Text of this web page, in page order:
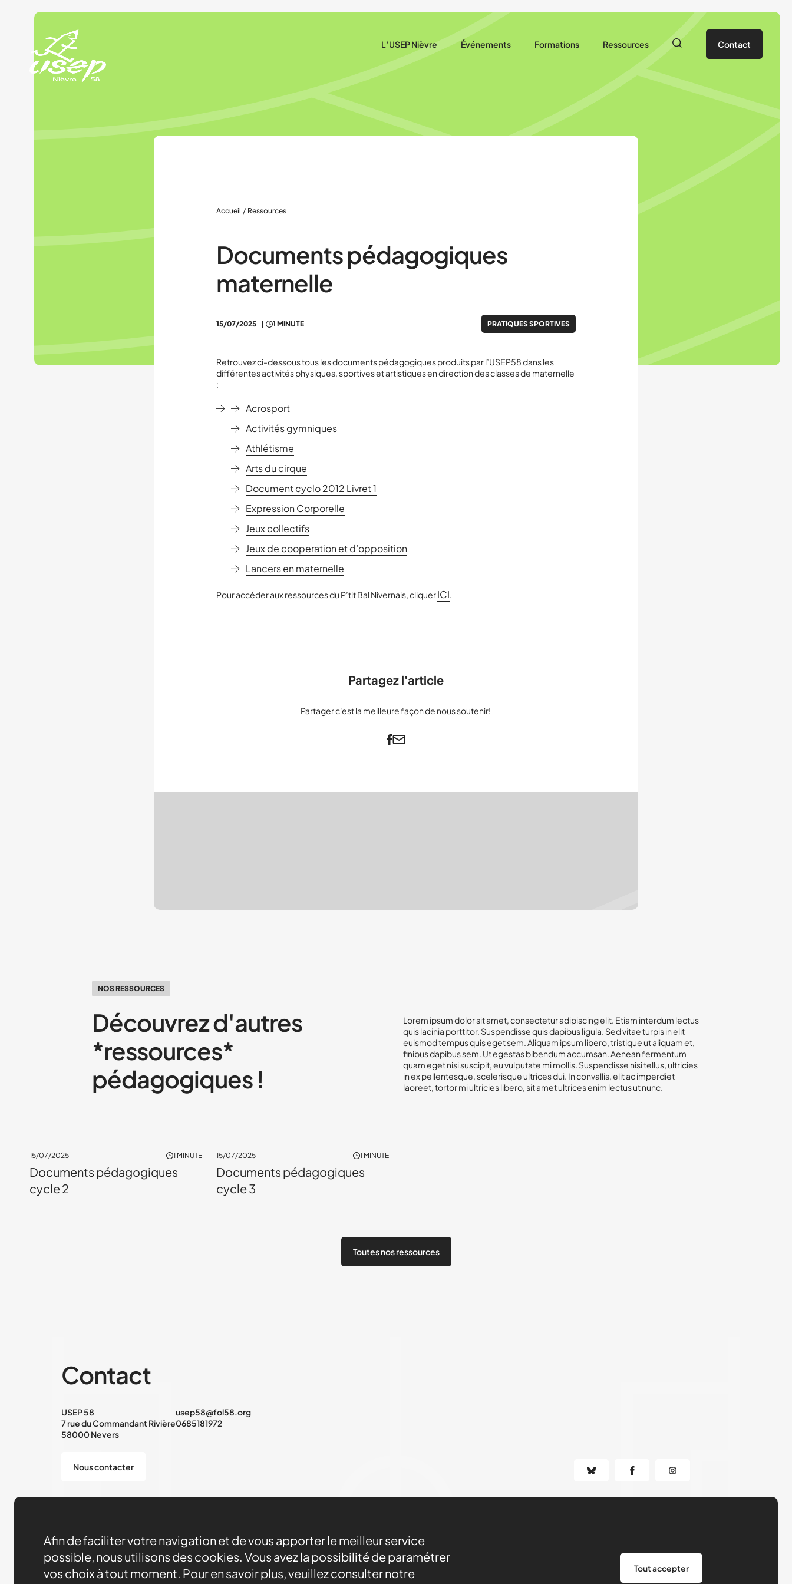
L’USEP Nièvre
Qui sommes-nous ?
Nos partenaires
Nous trouver
Événements Formations Ressources
Documents pédagogiques
Prêt de matériel
Vie de l’association
Contact
Accueil / Ressources
Documents pédagogiques
maternelle
15/07/2025 1 MINUTE PRATIQUES SPORTIVES
Retrouvez ci-dessous tous les documents pédagogiques produits par l’USEP58 dans les
différentes activités physiques, sportives et artistiques en direction des classes de maternelle
:
Acrosport
Activités gymniques
Athlétisme
Arts du cirque
Document cyclo 2012 Livret 1
Expression Corporelle
Jeux collectifs
Jeux de cooperation et d’opposition
Lancers en maternelle
Pour accéder aux ressources du P’tit Bal Nivernais, cliquerICI.
Partagez l'article
Partager c'est la meilleure façon de nous soutenir!
NOS RESSOURCES
Découvrez d'autres
*ressources*
pédagogiques !
Lorem ipsum dolor sit amet, consectetur adipiscing elit. Etiam interdum lectus
quis lacinia porttitor. Suspendisse quis dapibus ligula. Sed vitae turpis in elit
euismod tempus quis eget sem. Aliquam ipsum libero, tristique ut aliquam et,
finibus dapibus sem. Ut egestas bibendum accumsan. Aenean fermentum
quam eget nisi suscipit, eu vulputate mi mollis. Suspendisse nisi tellus, ultricies
in ex pellentesque, scelerisque ultrices dui. In convallis, elit ac imperdiet
laoreet, tortor mi ultricies libero, sit amet ultrices enim lectus ut nunc.
PRATIQUES SPORTIVES
15/07/2025 1 MINUTE
Documents pédagogiques
cycle 2
PRATIQUES SPORTIVES
15/07/2025 1 MINUTE
Documents pédagogiques
cycle 3
Toutes nos ressources
Contact
USEP 58
7 rue du Commandant Rivière
58000 Nevers
usep58@fol58.org
0685181972
Nous contacter
Actualités
Afin de faciliter votre navigation et de vous apporter le meilleur service
possible, nous utilisons des cookies. Vous avez la possibilité de paramétrer
vos choix à tout moment. Pour en savoir plus, veuillez consulter notre
Tout accepter